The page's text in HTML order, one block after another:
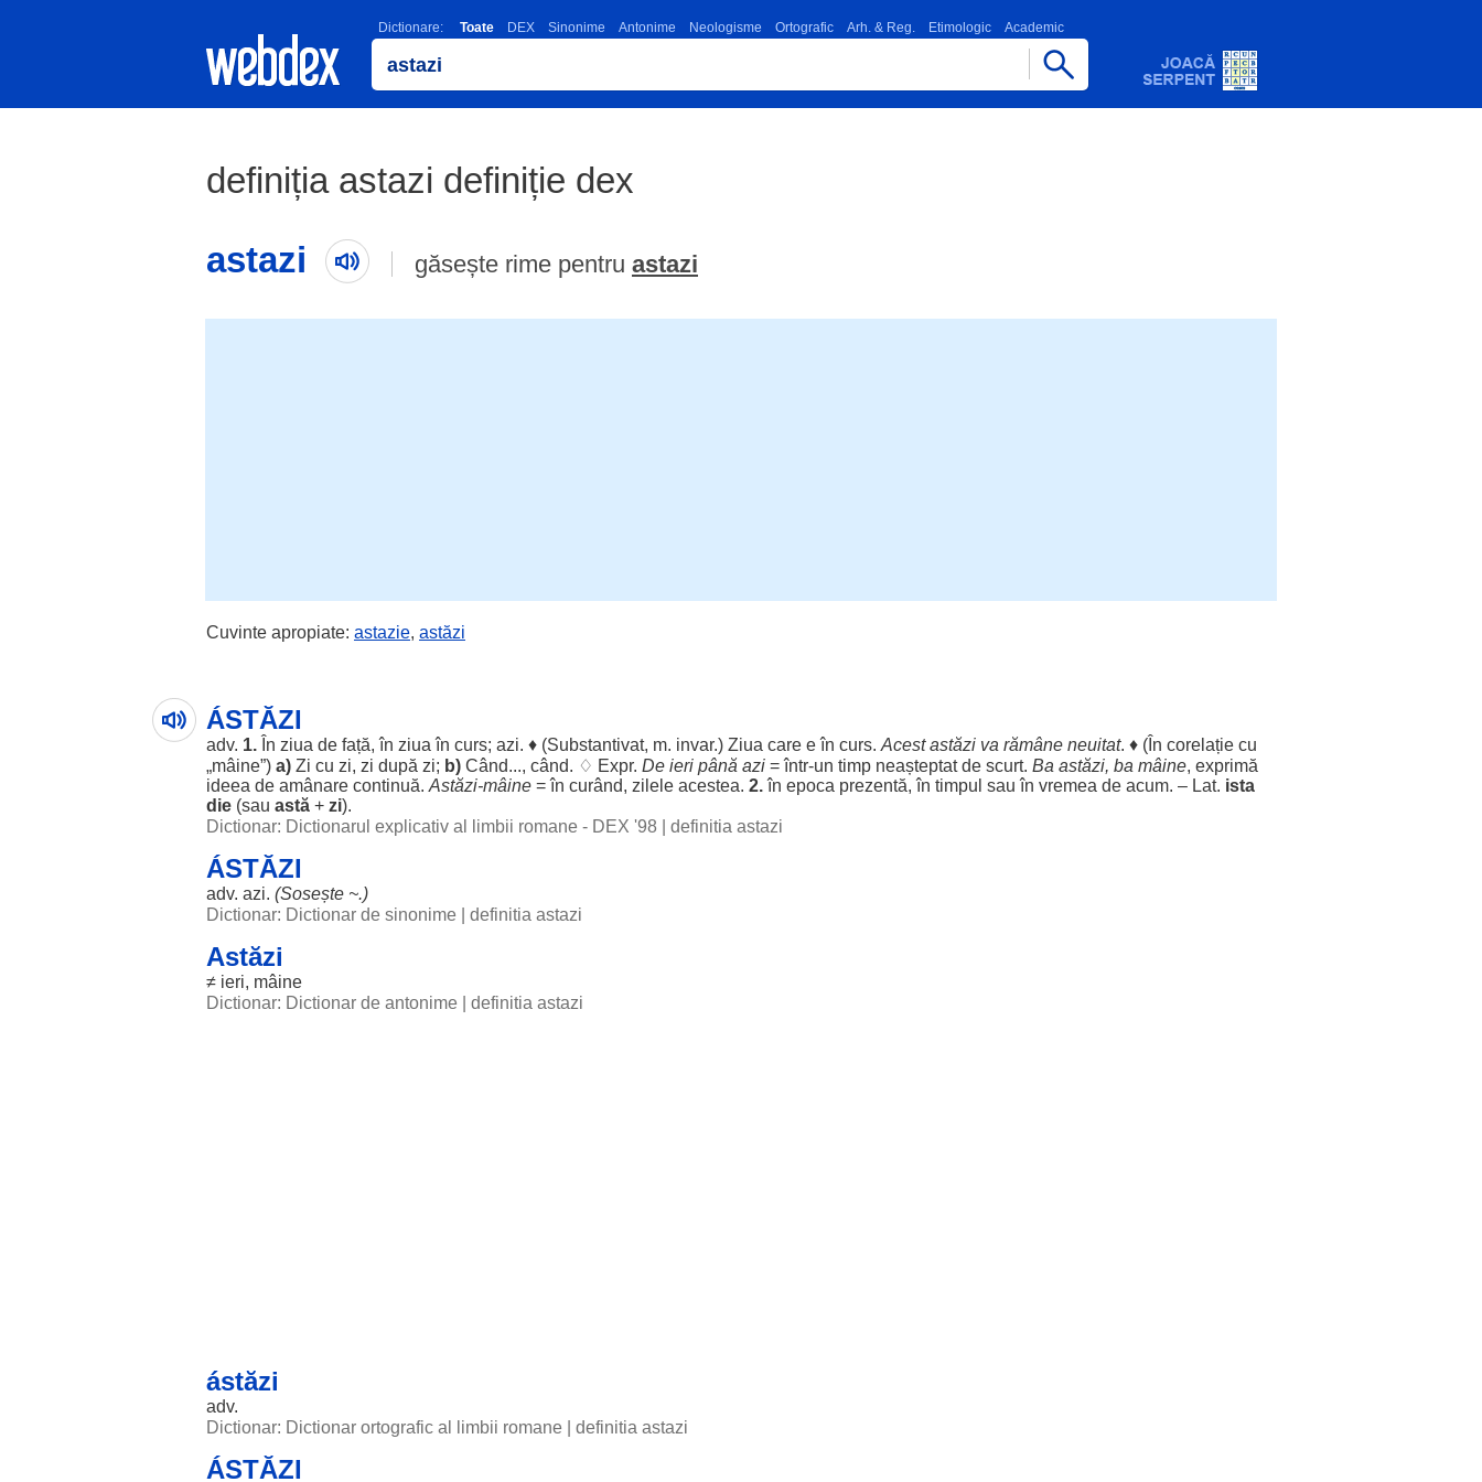
Dictionare: Toate DEX Sinonime Antonime Neologisme Ortografic Arh. & Reg. Etimologic Academic
definiția astazi definiție dex
astazi
găsește rime pentru astazi
Cuvinte apropiate: astazie, astăzi
ÁSTĂZI
adv. 1. În ziua de față, în ziua în curs; azi. ♦ (Substantivat, m. invar.) Ziua care e în curs. Acest astăzi va rămâne neuitat. ♦ (În corelație cu
„mâine”) a) Zi cu zi, zi după zi; b) Când..., când. ♢ Expr. De ieri până azi = într-un timp neașteptatde scurt. Ba astăzi, ba mâine, exprimă
ideea de amânare continuă. Astăzi-mâine = în curând, zilele acestea. 2.în epoca prezentă, în timpul sau în vremea de acum. – Lat. ista
die (sau astă + zi).
Dictionar: Dictionarul explicativ al limbii romane - DEX '98
definitia astazi
ÁSTĂZI
adv. azi. (Sosește ~.)
Dictionar: Dictionar de sinonime
definitia astazi
Astăzi
≠ ieri, mâine
Dictionar: Dictionar de antonime
definitia astazi
ástăzi
adv.
Dictionar: Dictionar ortografic al limbii romane
definitia astazi
ÁSTĂZI